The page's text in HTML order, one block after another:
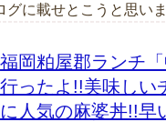
グに載せとこうと思い
福岡粕屋郡ランチ「
行ったよ!!美味しい
に人気の麻婆丼!!早